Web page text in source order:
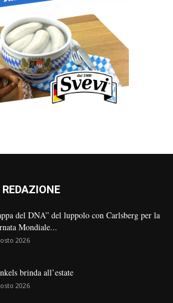
del DNA” del luppolo con Carlsberg per la
Mondiale...
2026
brinda all’estate
2026